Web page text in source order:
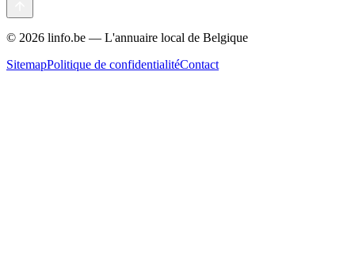
© 2026 linfo.be — L'annuaire local de Belgique
SitemapPolitique de confidentialitéContact